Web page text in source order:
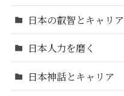
日本の叡智とキャリア
日本人力を磨く
日本神話とキャリア